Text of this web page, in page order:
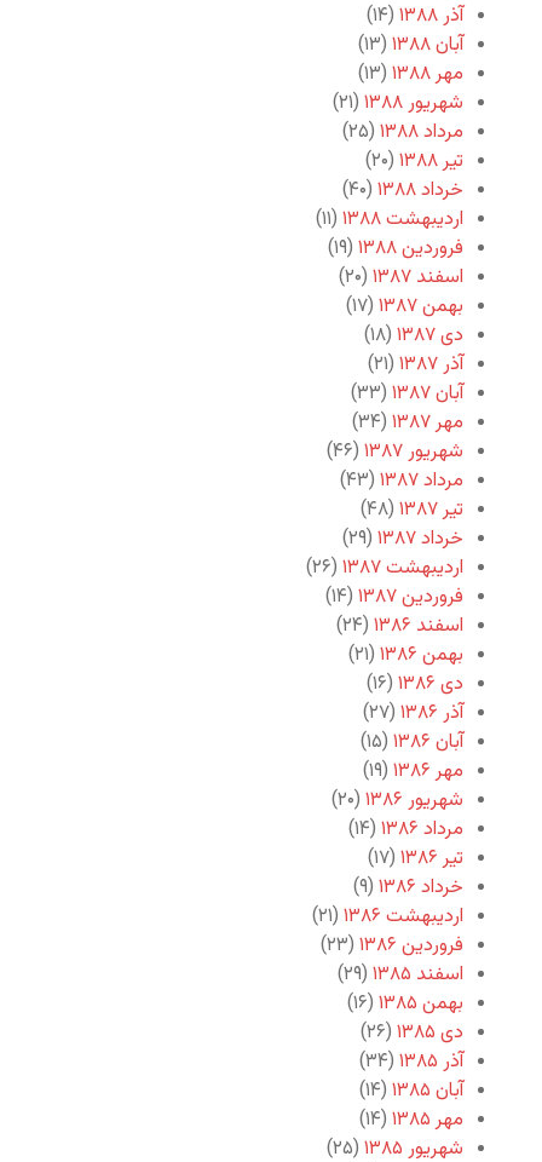
آذر ۱۳۸۸
(۱۴)
آبان ۱۳۸۸
(۱۳)
مهر ۱۳۸۸
(۱۳)
شهریور ۱۳۸۸
(۲۱)
مرداد ۱۳۸۸
(۲۵)
تیر ۱۳۸۸
(۲۰)
خرداد ۱۳۸۸
(۴۰)
اردیبهشت ۱۳۸۸
(۱۱)
فروردین ۱۳۸۸
(۱۹)
اسفند ۱۳۸۷
(۲۰)
بهمن ۱۳۸۷
(۱۷)
دی ۱۳۸۷
(۱۸)
آذر ۱۳۸۷
(۲۱)
آبان ۱۳۸۷
(۳۳)
مهر ۱۳۸۷
(۳۴)
شهریور ۱۳۸۷
(۴۶)
مرداد ۱۳۸۷
(۴۳)
تیر ۱۳۸۷
(۴۸)
خرداد ۱۳۸۷
(۲۹)
اردیبهشت ۱۳۸۷
(۲۶)
فروردین ۱۳۸۷
(۱۴)
اسفند ۱۳۸۶
(۲۴)
بهمن ۱۳۸۶
(۲۱)
دی ۱۳۸۶
(۱۶)
آذر ۱۳۸۶
(۲۷)
آبان ۱۳۸۶
(۱۵)
مهر ۱۳۸۶
(۱۹)
شهریور ۱۳۸۶
(۲۰)
مرداد ۱۳۸۶
(۱۴)
تیر ۱۳۸۶
(۱۷)
خرداد ۱۳۸۶
(۹)
اردیبهشت ۱۳۸۶
(۲۱)
فروردین ۱۳۸۶
(۲۳)
اسفند ۱۳۸۵
(۲۹)
بهمن ۱۳۸۵
(۱۶)
دی ۱۳۸۵
(۲۶)
آذر ۱۳۸۵
(۳۴)
آبان ۱۳۸۵
(۱۴)
مهر ۱۳۸۵
(۱۴)
شهریور ۱۳۸۵
(۲۵)